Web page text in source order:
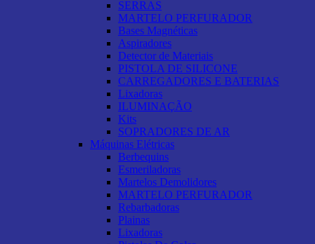
SERRAS
MARTELO PERFURADOR
Bases Magnéticas
Aspiradores
Detector de Materiais
PISTOLA DE SILICONE
CARREGADORES E BATERIAS
Lixadoras
ILUMINAÇÃO
Kits
SOPRADORES DE AR
Máquinas Elétricas
Berbequins
Esmeriladoras
Martelos Demolidores
MARTELO PERFURADOR
Rebarbadoras
Plainas
Lixadoras